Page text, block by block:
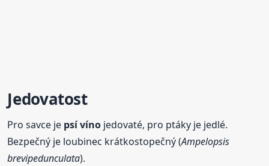
Jedovatost
Pro savce je psí víno jedovaté, pro ptáky je jedlé.
Bezpečný je loubinec krátkostopečný (Ampelopsis
brevipedunculata).